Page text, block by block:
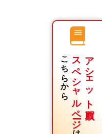
アシェット買取
スペシャルページ
は
こちらから